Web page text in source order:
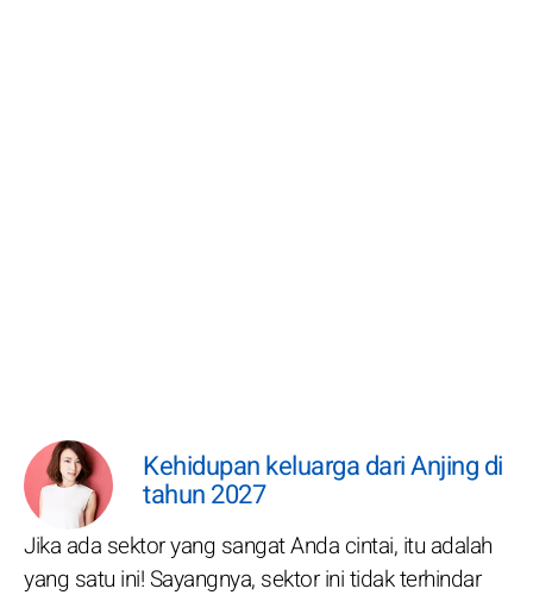
Kehidupan keluarga dari Anjing di
tahun 2027
Jika ada sektor yang sangat Anda cintai, itu adalah
yang satu ini! Sayangnya, sektor ini tidak terhindar